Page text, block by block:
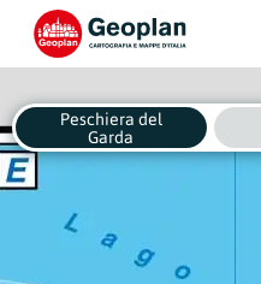
Peschiera del
Garda